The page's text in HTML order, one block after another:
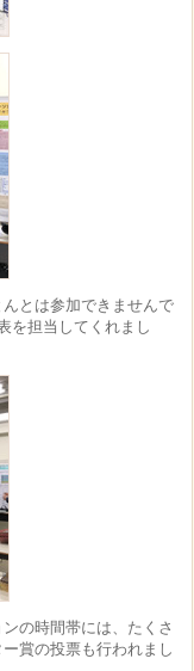
とは参加できませんで
を担当してくれまし
の時間帯には、たくさ
賞の投票も行われまし